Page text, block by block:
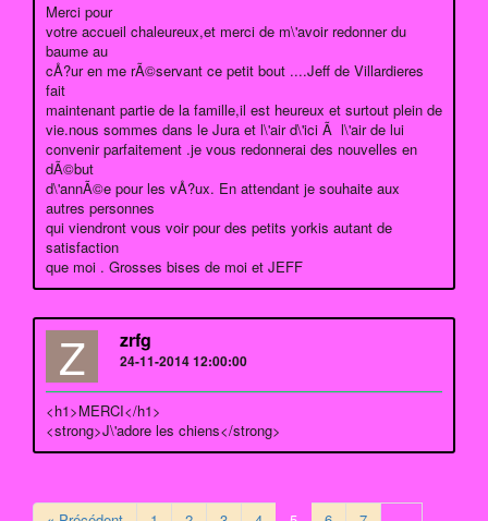
Merci pour
votre accueil chaleureux,et merci de m\'avoir redonner du
baume au
cÅ?ur en me rÃ©servant ce petit bout ....Jeff de Villardieres
fait
maintenant partie de la famille,il est heureux et surtout plein de
vie.nous sommes dans le Jura et l\'air d\'ici Ã l\'air de lui
convenir parfaitement .je vous redonnerai des nouvelles en
dÃ©but
d\'annÃ©e pour les vÅ?ux. En attendant je souhaite aux
autres personnes
qui viendront vous voir pour des petits yorkis autant de
satisfaction
que moi . Grosses bises de moi et JEFF
Z zrfg
24-11-2014 12:00:00
<h1>MERCI</h1>
<strong>J\'adore les chiens</strong>